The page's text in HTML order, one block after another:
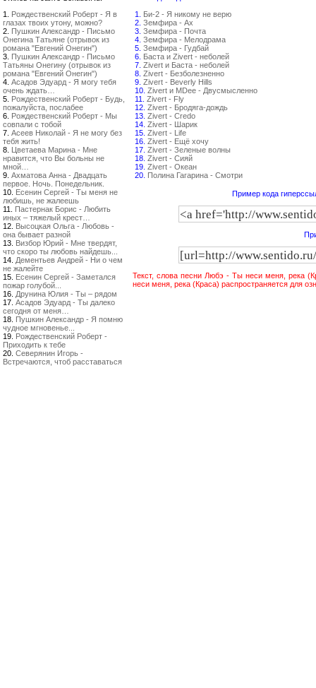
1. Рождественский Роберт - Я в
глазах твоих утону, можно?
2. Пушкин Александр - Письмо
Онегина Татьяне (отрывок из
романа "Евгений Онегин")
3. Пушкин Александр - Письмо
Татьяны Онегину (отрывок из
романа "Евгений Онегин")
4. Асадов Эдуард - Я могу тебя
очень ждать…
5. Рождественский Роберт - Будь,
пожалуйста, послабее
6. Рождественский Роберт - Мы
совпали с тобой
7. Асеев Николай - Я не могу без
тебя жить!
8. Цветаева Марина - Мне
нравится, что Вы больны не
мной…
9. Ахматова Анна - Двадцать
первое. Ночь. Понедельник.
10. Есенин Сергей - Ты меня не
любишь, не жалеешь
11. Пастернак Борис - Любить
иных – тяжелый крест…
12. Высоцкая Ольга - Любовь -
она бывает разной
13. Визбор Юрий - Мне твердят,
что скоро ты любовь найдешь...
14. Дементьев Андрей - Ни о чем
не жалейте
15. Есенин Сергей - Заметался
пожар голубой...
16. Друнина Юлия - Ты – рядом
17. Асадов Эдуард - Ты далеко
сегодня от меня…
18. Пушкин Александр - Я помню
чудное мгновенье...
19. Рождественский Роберт -
Приходить к тебе
20. Северянин Игорь -
Встречаются, чтоб расставаться
1. Би-2 - Я никому не верю
2. Земфира - Ах
3. Земфира - Почта
4. Земфира - Мелодрама
5. Земфира - Гудбай
6. Баста и Zivert - неболей
7. Zivert и Баста - неболей
8. Zivert - Безболезненно
9. Zivert - Beverly Hills
10. Zivert и MDee - Двусмысленно
11. Zivert - Fly
12. Zivert - Бродяга-дождь
13. Zivert - Credo
14. Zivert - Шарик
15. Zivert - Life
16. Zivert - Ещё хочу
17. Zivert - Зеленые волны
18. Zivert - Сияй
19. Zivert - Океан
20. Полина Гагарина - Смотри
Пример кода
Текст, слова песни Любэ - Ты неси меня, река
неси меня, река (Краса) распространяется для